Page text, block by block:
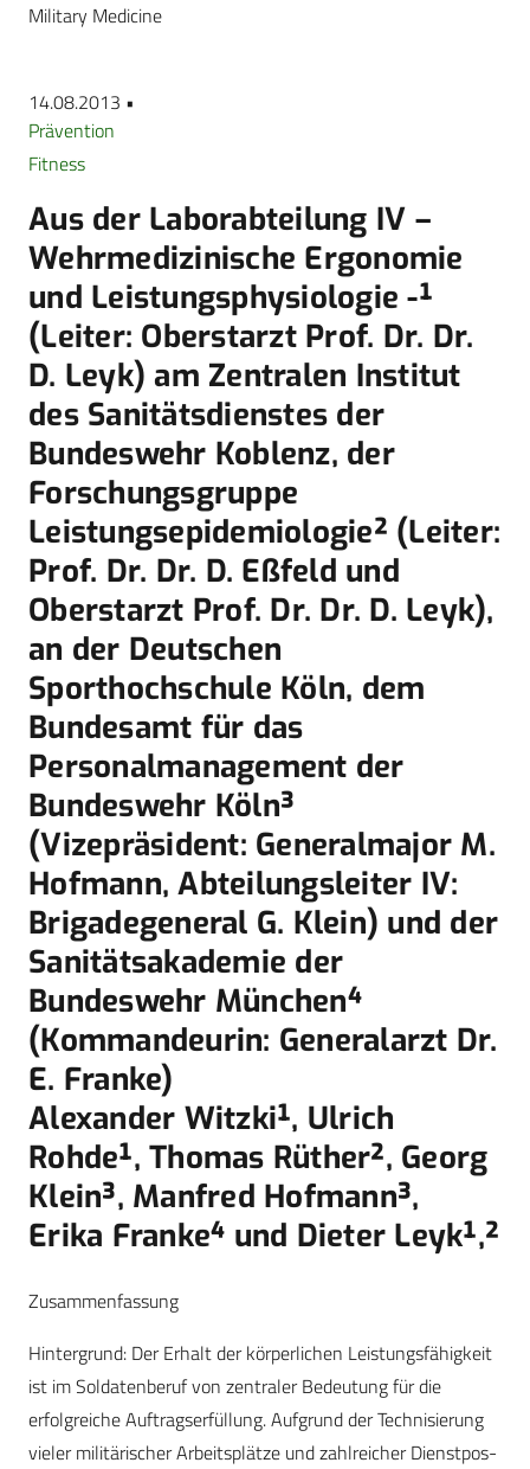
Military Medicine
14.08.2013 •
Prävention
Fitness
Aus der Laborabteilung IV –
Wehrmedizinische Ergonomie
und Leistungsphysiologie -¹
(Leiter: Oberstarzt Prof. Dr. Dr.
D. Leyk) am Zentralen Institut
des Sanitätsdienstes der
Bundeswehr Koblenz, der
Forschungsgruppe
Leistungsepidemiologie² (Leiter:
Prof. Dr. Dr. D. Eßfeld und
Oberst­arzt Prof. Dr. Dr. D. Leyk),
an der Deutschen
Sporthochschule Köln, dem
Bundesamt für das
Personalmanagement der
Bundeswehr Köln³
(Vizepräsident: Generalmajor M.
Hofmann, Abteilungsleiter IV:
Brigadegeneral G. Klein) und der
Sanitätsakademie der
Bundeswehr München⁴
(Kommandeurin: Generalarzt Dr.
E. Franke)
Alexander Witzki¹, Ulrich
Rohde¹, Thomas Rüther², Georg
Klein³, Manfred Hofmann³,
Erika Franke⁴ und Dieter Leyk¹,²
Zusammenfassung
Hintergrund: Der Erhalt der körperlichen Leistungsfähigkeit
ist im Soldatenberuf von zentraler Bedeutung für die
erfolgreiche Auftragserfüllung. Aufgrund der Technisierung
vieler militärischer Arbeitsplätze und zahlreicher Dienstpos­